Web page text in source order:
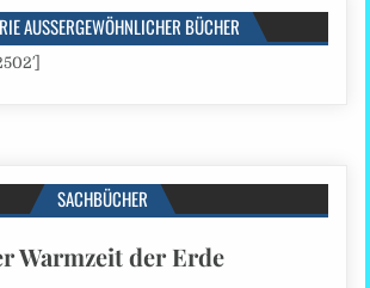
AUSSERGEWÖHNLICHER BÜCHER
SACHBÜCHER
Warmzeit der Erde